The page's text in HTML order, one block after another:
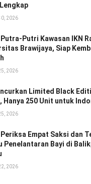
2026
Putri Kawasan IKN
Brawijaya, Siap
2026
Limited Black
Hanya 250 Unit untuk
2026
Empat Saksi dan
Penelantaran Bayi di
2026